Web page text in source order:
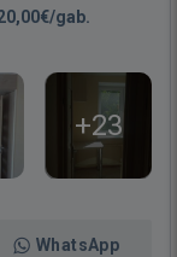
gab.
+23
WhatsApp